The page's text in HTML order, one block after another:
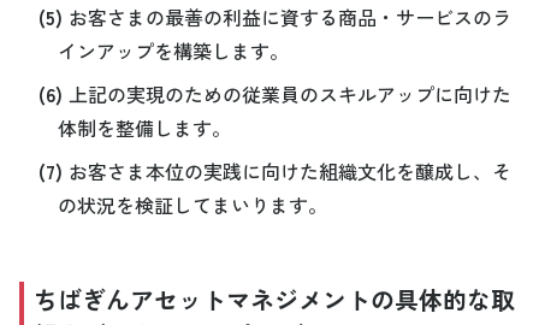
(5) お客さまの最善の利益に資する商品・サービスのラ
インアップを構築します。
(6) 上記の実現のための従業員のスキルアップに向けた
体制を整備します。
(7) お客さま本位の実践に向けた組織文化を醸成し、そ
の状況を検証してまいります。
ちばぎんアセットマネジメントの具体的な取